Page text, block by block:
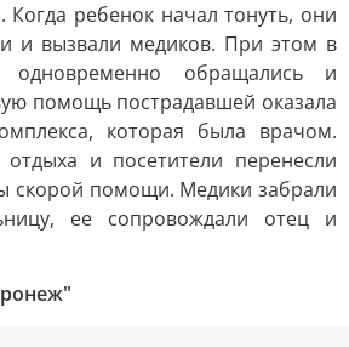
Когда ребенок начал тонуть, они
и вызвали медиков. При этом в
одновременно обращались и
помощь пострадавшей оказала
которая была врачом.
отдыха и посетители перенесли
скорой помощи. Медики забрали
ее сопровождали отец и